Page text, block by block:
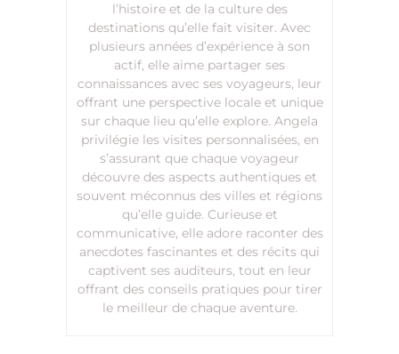
l’histoire et de la culture des
destinations qu’elle fait visiter. Avec
plusieurs années d’expérience à son
actif, elle aime partager ses
connaissances avec ses voyageurs, leur
offrant une perspective locale et unique
sur chaque lieu qu’elle explore. Angela
privilégie les visites personnalisées, en
s’assurant que chaque voyageur
découvre des aspects authentiques et
souvent méconnus des villes et régions
qu’elle guide. Curieuse et
communicative, elle adore raconter des
anecdotes fascinantes et des récits qui
captivent ses auditeurs, tout en leur
offrant des conseils pratiques pour tirer
le meilleur de chaque aventure.